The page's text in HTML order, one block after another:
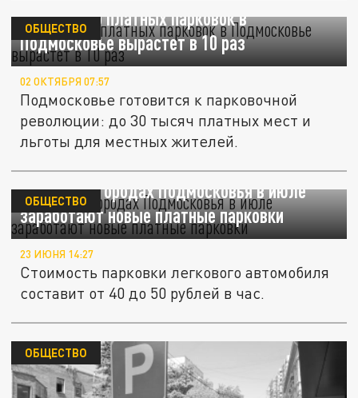
Количество платных парковок в
Подмосковье вырастет в 10 раз
ОБЩЕСТВО
02 ОКТЯБРЯ 07:57
Подмосковье готовится к парковочной
революции: до 30 тысяч платных мест и
льготы для местных жителей.
В четырех городах Подмосковья в июле
заработают новые платные парковки
ОБЩЕСТВО
23 ИЮНЯ 14:27
Стоимость парковки легкового автомобиля
составит от 40 до 50 рублей в час.
ОБЩЕСТВО